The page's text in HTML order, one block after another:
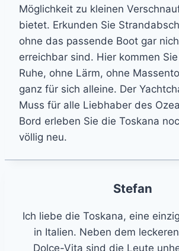
Möglichkeit zu kleinen
bietet. Erkunden Sie
ohne das passende Boot gar
erreichbar sind. Hier kommen
Ruhe, ohne Lärm, ohne
ganz für sich alleine. Der
Muss für alle Liebhaber des
Bord erleben Sie die Toskana
völlig neu.
Stefan
Ich liebe die Toskana, eine
in Italien. Neben dem
Dolce-Vita sind die Leute